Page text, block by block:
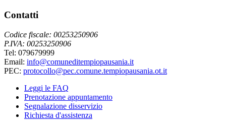
Contatti
Codice fiscale: 00253250906
P.IVA: 00253250906
Tel: 079679999
Email: info@comuneditempiopausania.it
PEC: protocollo@pec.comune.tempiopausania.ot.it
Leggi le FAQ
Prenotazione appuntamento
Segnalazione disservizio
Richiesta d'assistenza